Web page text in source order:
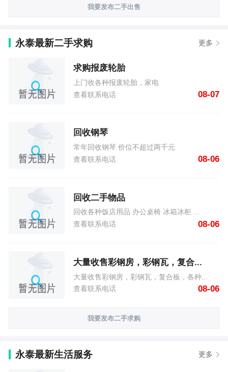
我要发布二手出售
永泰最新二手求购 更多
求购报废轮胎
上门收各种报废轮胎，家电
查看联系电话
08-07
回收钢琴
常年回收钢琴 价位不超过两千元
查看联系电话
08-06
回收二手物品
回收各种饭店用品 办公桌椅 冰箱冰柜 ...
查看联系电话
08-06
大量收售彩钢房，彩钢瓦，复合...
大量收售彩钢房，彩钢瓦，复合板，各种...
查看联系电话
08-06
我要发布二手求购
永泰最新生活服务 更多